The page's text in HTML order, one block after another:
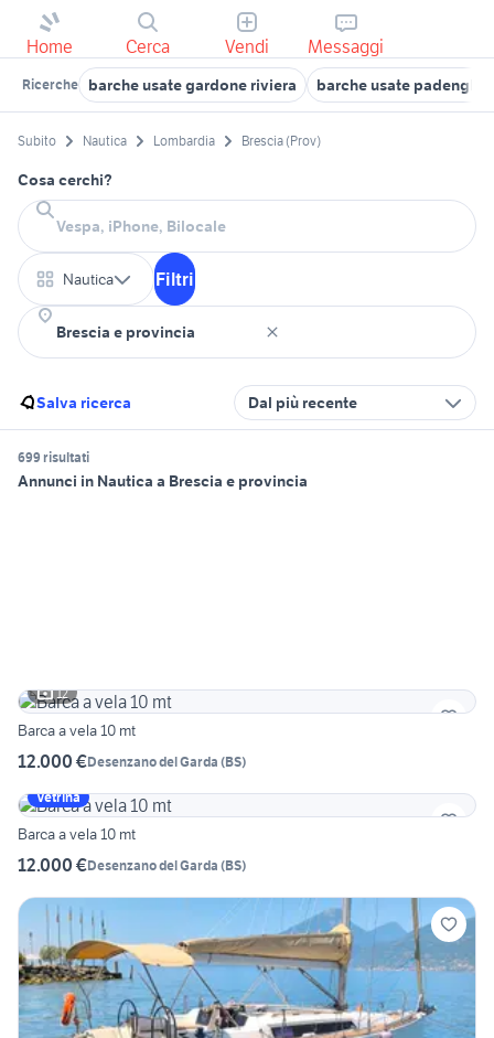
Home Cerca Vendi Messaggi
Ricerche barche usate gardone riviera barche usate padenghe
Subito Nautica Lombardia Brescia (Prov)
Cosa cerchi?
Nautica Filtri
Salva ricerca Dal più recente
699 risultati
Annunci in Nautica a Brescia e provincia
12
Barca a vela 10 mt
12.000 €Desenzano del Garda (BS)
Vetrina
Barca a vela 10 mt
12.000 €Desenzano del Garda (BS)